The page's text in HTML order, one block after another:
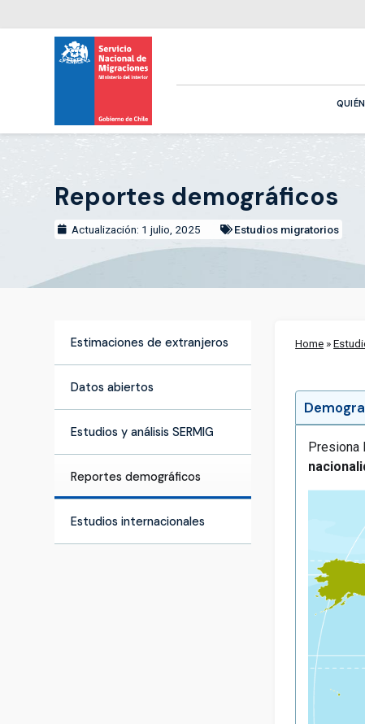
Reportes demográficos
Actualización: 1 julio, 2025 Estudios migratorios
Estimaciones de extranjeros
Datos abiertos
Estudios y análisis SERMIG
Reportes demográficos
Estudios internacionales
Home »
Presiona